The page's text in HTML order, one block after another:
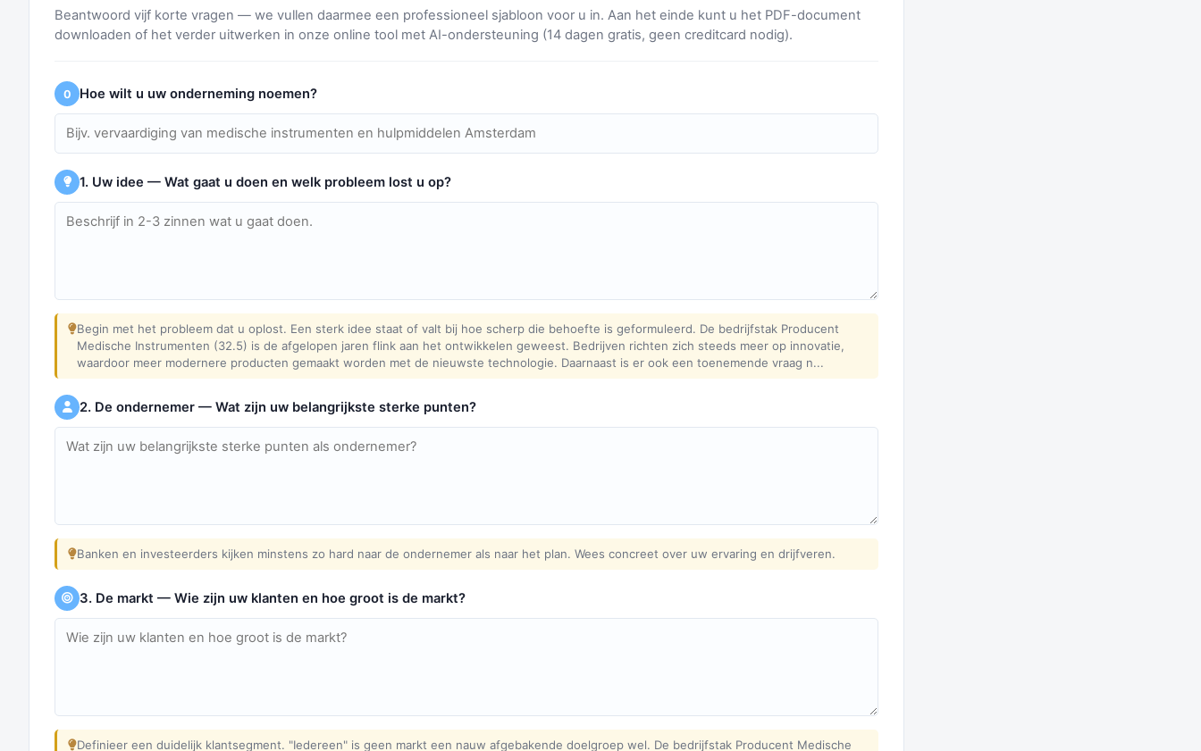
Beantwoord vijf korte vragen — we vullen daarmee een professioneel sjabloon voor u in. Aan het einde kunt u het PDF-document
downloaden of het verder uitwerken in onze online tool met AI-ondersteuning (14 dagen gratis, geen creditcard nodig).
0 Hoe wilt u uw onderneming noemen?
1. Uw idee — Wat gaat u doen en welk probleem lost u op?
Begin met het probleem dat u oplost. Een sterk idee staat of valt bij hoe scherp die behoefte is geformuleerd. De bedrijfstak Producent
Medische Instrumenten (32.5) is de afgelopen jaren flink aan het ontwikkelen geweest. Bedrijven richten zich steeds meer op innovatie,
waardoor meer modernere producten gemaakt worden met de nieuwste technologie. Daarnaast is er ook een toenemende vraag n...
2. De ondernemer — Wat zijn uw belangrijkste sterke punten?
Banken en investeerders kijken minstens zo hard naar de ondernemer als naar het plan. Wees concreet over uw ervaring en drijfveren.
3. De markt — Wie zijn uw klanten en hoe groot is de markt?
Definieer een duidelijk klantsegment. "Iedereen" is geen markt een nauw afgebakende doelgroep wel. De bedrijfstak Producent Medische